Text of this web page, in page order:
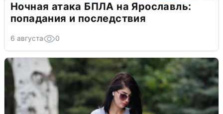
Ночная атака БПЛА на Ярославль:
попадания и последствия
6 августа 0